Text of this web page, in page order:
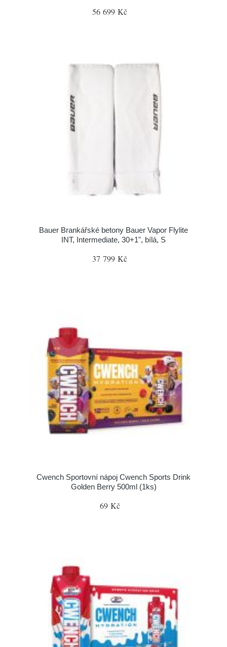
56 699 Kč
Bauer Brankářské betony Bauer Vapor Flylite
INT, Intermediate, 30+1", bílá, S
37 799 Kč
Cwench Sportovní nápoj Cwench Sports Drink
Golden Berry 500ml (1ks)
69 Kč